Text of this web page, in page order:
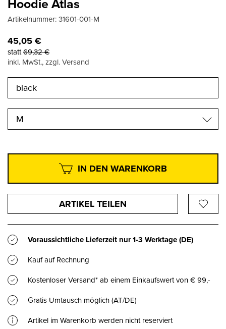
Hoodie Atlas
Artikelnummer:31601-001-M
45,05€
statt69,32€
inkl. MwSt., zzgl. Versand
M
IN DEN WARENKORB
ARTIKEL TEILEN
Voraussichtliche Lieferzeit nur1-3 Werktage(DE)
Kauf auf Rechnung
Kostenloser Versand* ab einem Einkaufswert von € 99,-
Gratis Umtausch möglich (AT/DE)
Artikel im Warenkorb werden nicht reserviert